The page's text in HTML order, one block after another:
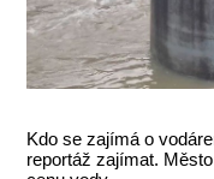
Kdo se zajímá o
reportáž zajímat.